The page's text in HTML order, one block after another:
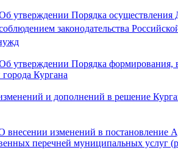
утверждении Порядка
законодательства
утверждении Порядка
Кургана
и дополнений в решение
изменений в постановление
перечней муниципальных